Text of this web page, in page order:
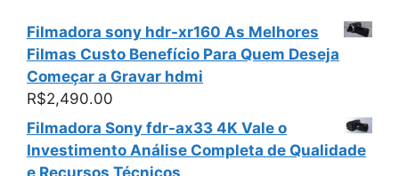
Filmadora sony hdr-xr160 As Melhores
Filmas Custo Benefício Para Quem Deseja
Começar a Gravar hdmi
R$2,490.00
Filmadora Sony fdr-ax33 4K Vale o
Investimento Análise Completa de Qualidade
e Recursos Técnicos